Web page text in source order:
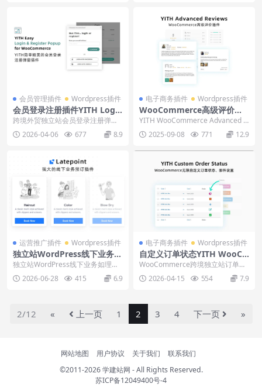
会员管理插件 Wordpress插件
会员登录注册插件YITH Login
& Register Popup下载安装
教程
跨境外贸独立站会员登录注册弹窗
插件YITH Easy Login & Regis...
2026-04-06 677 8.9
电子商务插件 Wordpress插件
WooCommerce高级评价插
件Advanced Reviews下载使
用教程
YITH WooCommerce Advanced R
eviews高级评价插件，...
2025-09-08 771 12.9
运营推广插件 Wordpress插件
独立站WordPress线下业务预
订插件Latepoint下载安装教
程
独立站WordPress线下业务如理
发、线下课、瑜伽等线下服务预订
插件Latep...
2026-06-28 415 6.9
电子商务插件 Wordpress插件
自定义订单状态YITH WooCo
mmerce Custom order stat
us下载使用教程
WooCommerce跨境独立站订单状
态自定义插件YITH WooCommer
c... 2026-04-15 554 7.9
2/12 « 上一页 1 2 3 4 下一页 »
网站地图 用户协议 关于我们
联系我们
©2011-2026学建站网 - All Rights Reserved.
苏ICP备12049400号-4